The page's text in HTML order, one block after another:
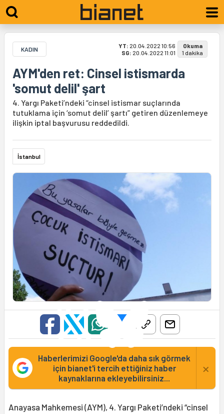
KADIN YT: 20.04.2022 10:56
SG: 20.04.2022 11:01
Okuma
1 dakika
AYM'den ret: Cinsel istismarda
'somut delil' şart
4. Yargı Paketi’ndeki “cinsel istismar suçlarında
tutuklama için ‘somut delil’ şartı” getiren düzenlemeye
ilişkin iptal başvurusu reddedildi.
İstanbul
Haberlerimizi Google'da daha sık görmek
için bianet'i tercih ettiğiniz haber
kaynaklarına ekleyebilirsiniz...
×
Anayasa Mahkemesi (AYM), 4. Yargı Paketi’ndeki “cinsel